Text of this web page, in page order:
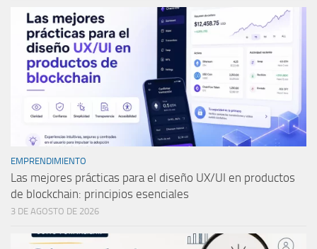
EMPRENDIMIENTO
Las mejores prácticas para el diseño UX/UI en productos
de blockchain: principios esenciales
3 DE AGOSTO DE 2026